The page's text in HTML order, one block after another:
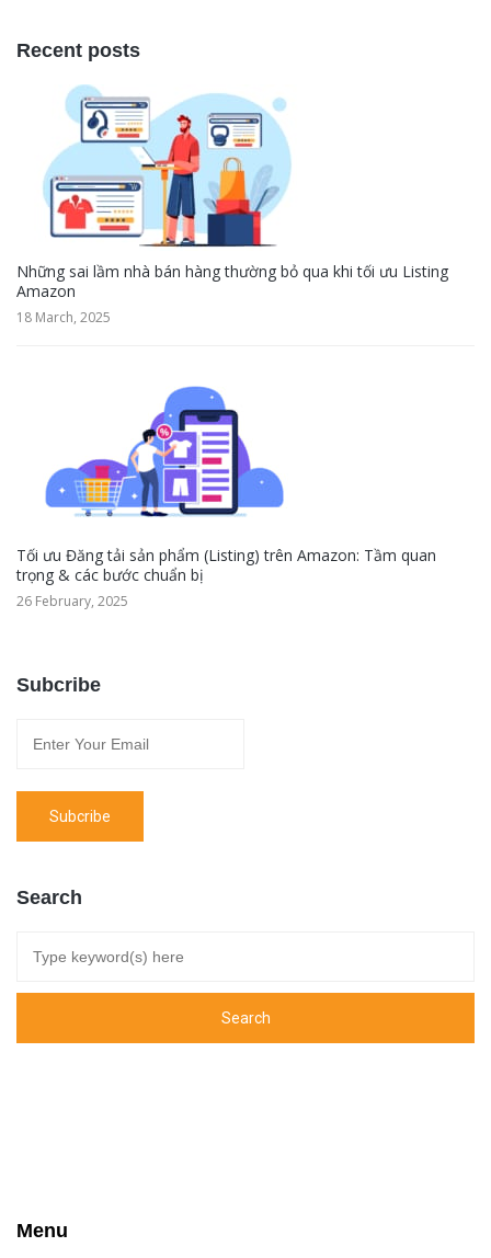
Recent posts
Những sai lầm nhà bán hàng thường bỏ qua khi tối ưu Listing
Amazon
18 March, 2025
Tối ưu Đăng tải sản phẩm (Listing) trên Amazon: Tầm quan
trọng & các bước chuẩn bị
26 February, 2025
Subcribe
Search
Menu